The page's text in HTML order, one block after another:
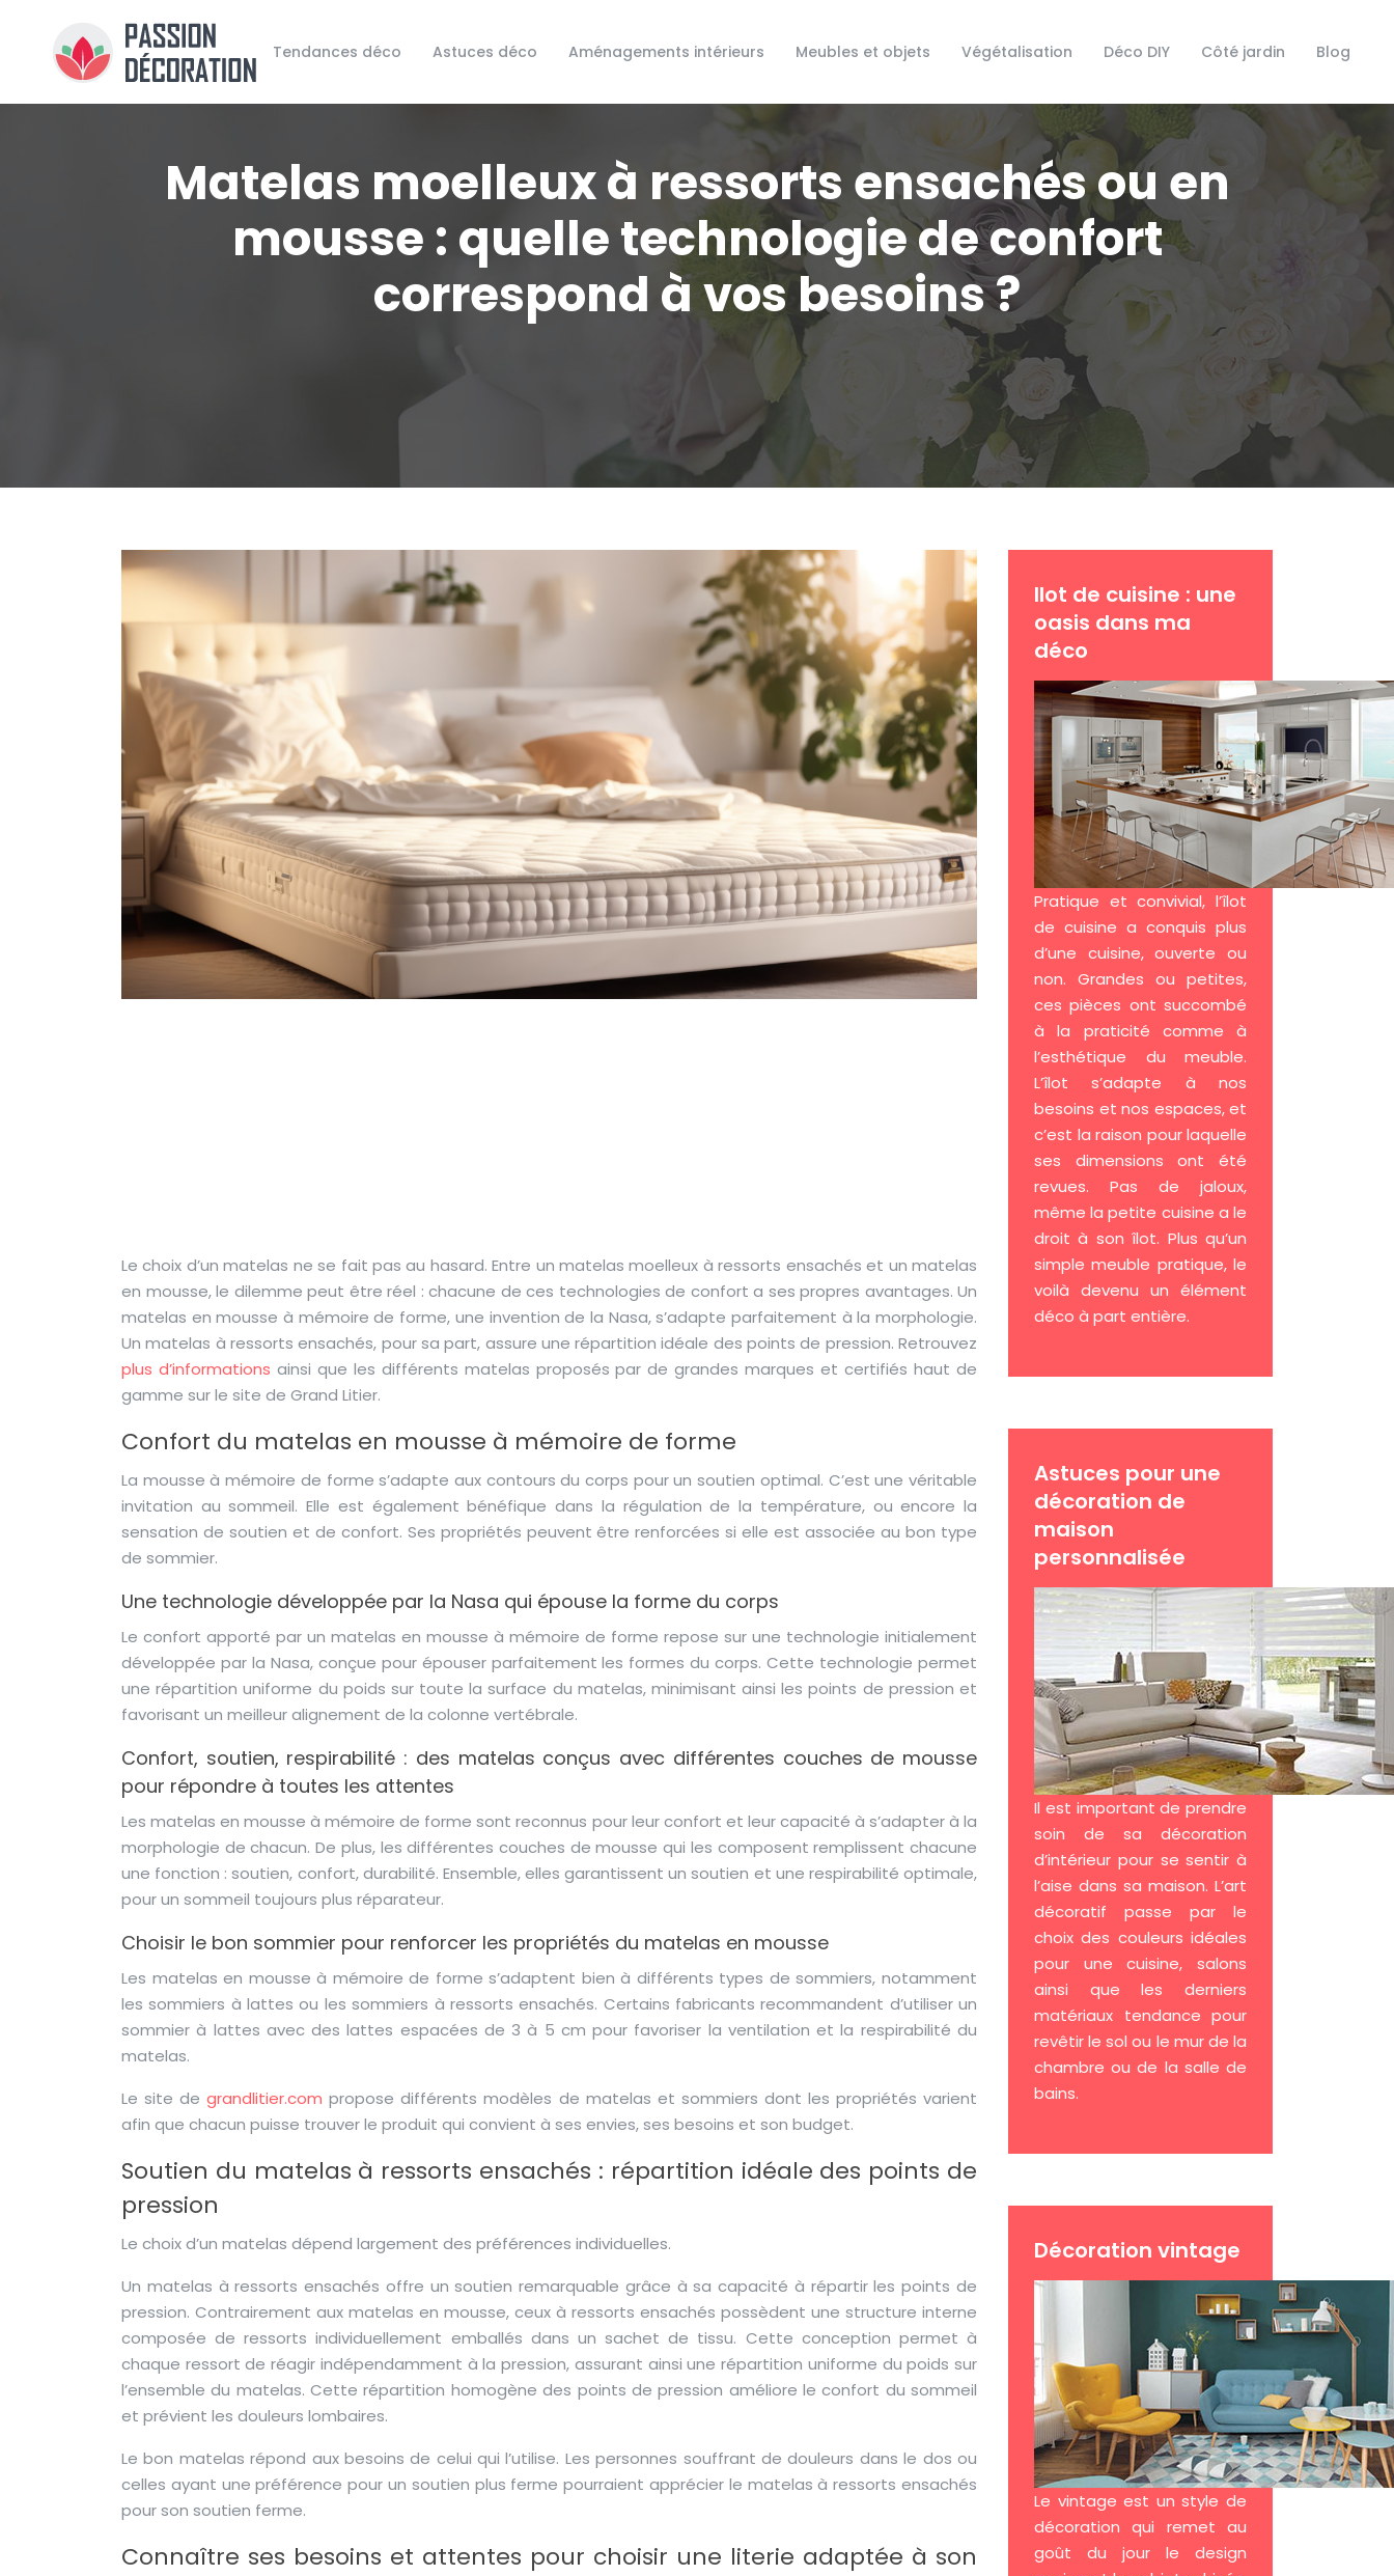
Tendances déco Astuces déco Aménagements intérieurs Meubles et objets Végétalisation Déco DIY Côté jardin Blog
Matelas moelleux à ressorts ensachés ou en
mousse : quelle technologie de confort
correspond à vos besoins ?
Le choix d’un matelas ne se fait pas au hasard. Entre un matelas moelleux à ressorts ensachés et un matelas
en mousse, le dilemme peut être réel : chacune de ces technologies de confort a ses propres avantages. Un
matelas en mousse à mémoire de forme, une invention de la Nasa, s’adapte parfaitement à la morphologie.
Un matelas à ressorts ensachés, pour sa part, assure une répartition idéale des points de pression. Retrouvez
plus d’informations ainsi que les différents matelas proposés par de grandes marques et certifiés haut de
gamme sur le site de Grand Litier.
Confort du matelas en mousse à mémoire de forme
La mousse à mémoire de forme s’adapte aux contours du corps pour un soutien optimal. C’est une véritable
invitation au sommeil. Elle est également bénéfique dans la régulation de la température, ou encore la
sensation de soutien et de confort. Ses propriétés peuvent être renforcées si elle est associée au bon type
de sommier.
Une technologie développée par la Nasa qui épouse la forme du corps
Le confort apporté par un matelas en mousse à mémoire de forme repose sur une technologie initialement
développée par la Nasa, conçue pour épouser parfaitement les formes du corps. Cette technologie permet
une répartition uniforme du poids sur toute la surface du matelas, minimisant ainsi les points de pression et
favorisant un meilleur alignement de la colonne vertébrale.
Confort, soutien, respirabilité : des matelas conçus avec différentes couches de mousse
pour répondre à toutes les attentes
Les matelas en mousse à mémoire de forme sont reconnus pour leur confort et leur capacité à s’adapter à la
morphologie de chacun. De plus, les différentes couches de mousse qui les composent remplissent chacune
une fonction : soutien, confort, durabilité. Ensemble, elles garantissent un soutien et une respirabilité optimale,
pour un sommeil toujours plus réparateur.
Choisir le bon sommier pour renforcer les propriétés du matelas en mousse
Les matelas en mousse à mémoire de forme s’adaptent bien à différents types de sommiers, notamment
les sommiers à lattes ou les sommiers à ressorts ensachés. Certains fabricants recommandent d’utiliser un
sommier à lattes avec des lattes espacées de 3 à 5 cm pour favoriser la ventilation et la respirabilité du
matelas.
Le site degrandlitier.com propose différents modèles de matelas et sommiers dont les propriétés varient
afin que chacun puisse trouver le produit qui convient à ses envies, ses besoins et son budget.
Soutien du matelas à ressorts ensachés : répartition idéale des points de
pression
Le choix d’un matelas dépend largement des préférences individuelles.
Un matelas à ressorts ensachés offre un soutien remarquable grâce à sa capacité à répartir les points de
pression. Contrairement aux matelas en mousse, ceux à ressorts ensachés possèdent une structure interne
composée de ressorts individuellement emballés dans un sachet de tissu. Cette conception permet à
chaque ressort de réagir indépendamment à la pression, assurant ainsi une répartition uniforme du poids sur
l’ensemble du matelas. Cette répartition homogène des points de pression améliore le confort du sommeil
et prévient les douleurs lombaires.
Le bon matelas répond aux besoins de celui qui l’utilise. Les personnes souffrant de douleurs dans le dos ou
celles ayant une préférence pour un soutien plus ferme pourraient apprécier le matelas à ressorts ensachés
pour son soutien ferme.
Connaître ses besoins et attentes pour choisir une literie adaptée à son
Ilot de cuisine : une
oasis dans ma
déco
Pratique et convivial, l’îlot
de cuisine a conquis plus
d’une cuisine, ouverte ou
non. Grandes ou petites,
ces pièces ont succombé
à la praticité comme à
l’esthétique du meuble.
L’îlot s’adapte à nos
besoins et nos espaces, et
c’est la raison pour laquelle
ses dimensions ont été
revues. Pas de jaloux,
même la petite cuisine a le
droit à son îlot. Plus qu’un
simple meuble pratique, le
voilà devenu un élément
déco à part entière.
Astuces pour une
décoration de
maison
personnalisée
Il est important de prendre
soin de sa décoration
d’intérieur pour se sentir à
l’aise dans sa maison. L’art
décoratif passe par le
choix des couleurs idéales
pour une cuisine, salons
ainsi que les derniers
matériaux tendance pour
revêtir le sol ou le mur de la
chambre ou de la salle de
bains.
Décoration vintage
Le vintage est un style de
décoration qui remet au
goût du jour le design